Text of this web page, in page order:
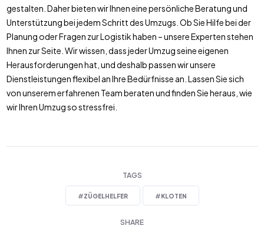
gestalten. Daher bieten wir Ihnen eine persönliche Beratung und
Unterstützung bei jedem Schritt des Umzugs. Ob Sie Hilfe bei der
Planung oder Fragen zur Logistik haben – unsere Experten stehen
Ihnen zur Seite. Wir wissen, dass jeder Umzug seine eigenen
Herausforderungen hat, und deshalb passen wir unsere
Dienstleistungen flexibel an Ihre Bedürfnisse an. Lassen Sie sich
von unserem erfahrenen Team beraten und finden Sie heraus, wie
wir Ihren Umzug so stressfrei.
TAGS
#ZÜGELHELFER #KLOTEN
SHARE